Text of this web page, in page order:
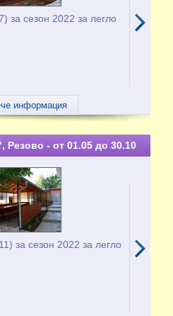
за сезон 2022 за легло
информация
Резово - от 01.05 до 30.10
за сезон 2022 за легло